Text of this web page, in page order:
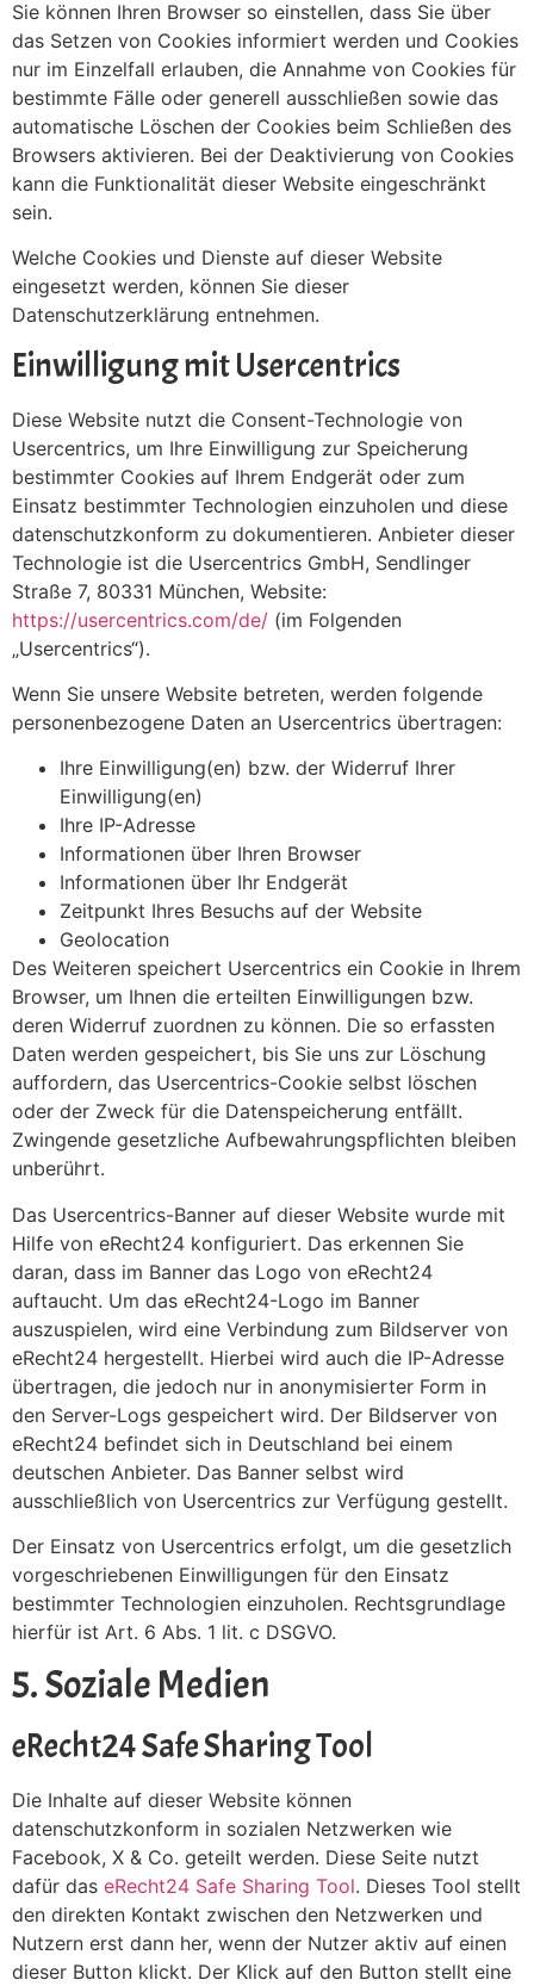
Sie können Ihren Browser so einstellen, dass Sie über
das Setzen von Cookies informiert werden und Cookies
nur im Einzelfall erlauben, die Annahme von Cookies für
bestimmte Fälle oder generell ausschließen sowie das
automatische Löschen der Cookies beim Schließen des
Browsers aktivieren. Bei der Deaktivierung von Cookies
kann die Funktionalität dieser Website eingeschränkt
sein.
Welche Cookies und Dienste auf dieser Website
eingesetzt werden, können Sie dieser
Datenschutzerklärung entnehmen.
Einwilligung mit Usercentrics
Diese Website nutzt die Consent-Technologie von
Usercentrics, um Ihre Einwilligung zur Speicherung
bestimmter Cookies auf Ihrem Endgerät oder zum
Einsatz bestimmter Technologien einzuholen und diese
datenschutzkonform zu dokumentieren. Anbieter dieser
Technologie ist die Usercentrics GmbH, Sendlinger
Straße 7, 80331 München, Website:
https://usercentrics.com/de/ (im Folgenden
„Usercentrics“).
Wenn Sie unsere Website betreten, werden folgende
personenbezogene Daten an Usercentrics übertragen:
Ihre Einwilligung(en) bzw. der Widerruf Ihrer
Einwilligung(en)
Ihre IP-Adresse
Informationen über Ihren Browser
Informationen über Ihr Endgerät
Zeitpunkt Ihres Besuchs auf der Website
Geolocation
Des Weiteren speichert Usercentrics ein Cookie in Ihrem
Browser, um Ihnen die erteilten Einwilligungen bzw.
deren Widerruf zuordnen zu können. Die so erfassten
Daten werden gespeichert, bis Sie uns zur Löschung
auffordern, das Usercentrics-Cookie selbst löschen
oder der Zweck für die Datenspeicherung entfällt.
Zwingende gesetzliche Aufbewahrungspflichten bleiben
unberührt.
Das Usercentrics-Banner auf dieser Website wurde mit
Hilfe von eRecht24 konfiguriert. Das erkennen Sie
daran, dass im Banner das Logo von eRecht24
auftaucht. Um das eRecht24-Logo im Banner
auszuspielen, wird eine Verbindung zum Bildserver von
eRecht24 hergestellt. Hierbei wird auch die IP-Adresse
übertragen, die jedoch nur in anonymisierter Form in
den Server-Logs gespeichert wird. Der Bildserver von
eRecht24 befindet sich in Deutschland bei einem
deutschen Anbieter. Das Banner selbst wird
ausschließlich von Usercentrics zur Verfügung gestellt.
Der Einsatz von Usercentrics erfolgt, um die gesetzlich
vorgeschriebenen Einwilligungen für den Einsatz
bestimmter Technologien einzuholen. Rechtsgrundlage
hierfür ist Art. 6 Abs. 1 lit. c DSGVO.
5. Soziale Medien
eRecht24 Safe Sharing Tool
Die Inhalte auf dieser Website können
datenschutzkonform in sozialen Netzwerken wie
Facebook, X & Co. geteilt werden. Diese Seite nutzt
dafür das eRecht24 Safe Sharing Tool. Dieses Tool stellt
den direkten Kontakt zwischen den Netzwerken und
Nutzern erst dann her, wenn der Nutzer aktiv auf einen
dieser Button klickt. Der Klick auf den Button stellt eine